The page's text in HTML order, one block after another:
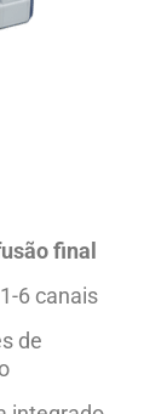
final
6 canais
de